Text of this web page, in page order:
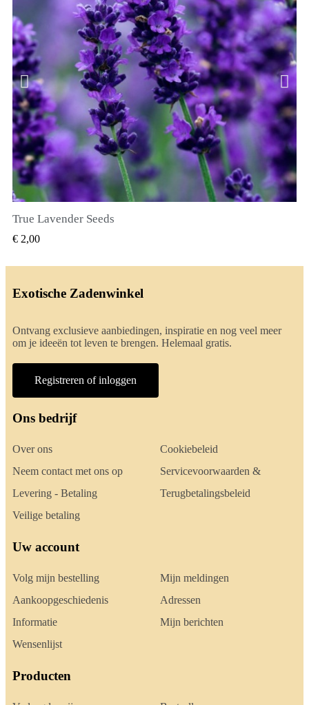
True Lavender Seeds
€ 2,00
Exotische Zadenwinkel
Ontvang exclusieve aanbiedingen, inspiratie en nog veel meer
om je ideeën tot leven te brengen. Helemaal gratis.
Registreren of inloggen
Ons bedrijf
Over ons
Neem contact met ons op
Levering - Betaling
Veilige betaling
Cookiebeleid
Servicevoorwaarden &
Terugbetalingsbeleid
Uw account
Volg mijn bestelling
Aankoopgeschiedenis
Informatie
Wensenlijst
Mijn meldingen
Adressen
Mijn berichten
Producten